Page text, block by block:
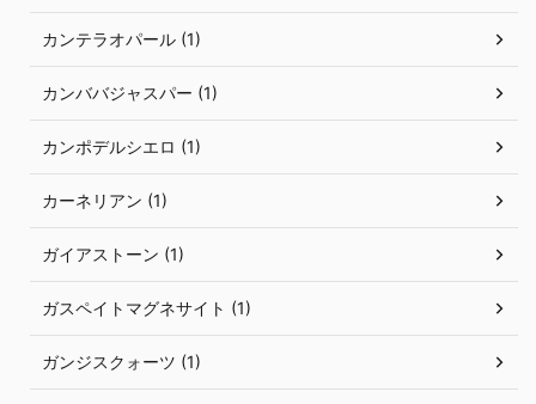
カンテラオパール (1)
カンババジャスパー (1)
カンポデルシエロ (1)
カーネリアン (1)
ガイアストーン (1)
ガスペイトマグネサイト (1)
ガンジスクォーツ (1)